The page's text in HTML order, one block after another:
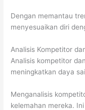
Dengan memantau
menyesuaikan diri
Analisis Kompetitor
Analisis kompetitor
meningkatkan daya
Menganalisis
kelemahan mereka.